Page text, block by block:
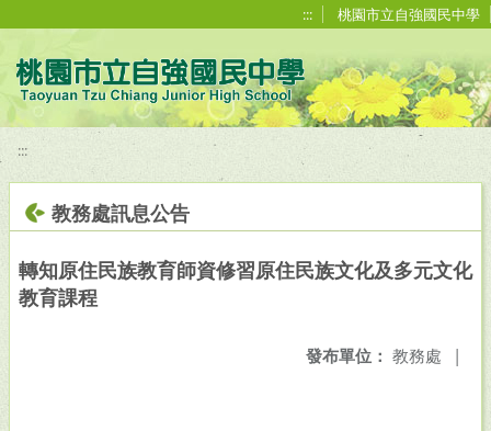
::: 桃園市立自強國民中學
:::
教務處訊息公告
轉知原住民族教育師資修習原住民族文化及多元文化
教育課程
發布單位： 教務處 |